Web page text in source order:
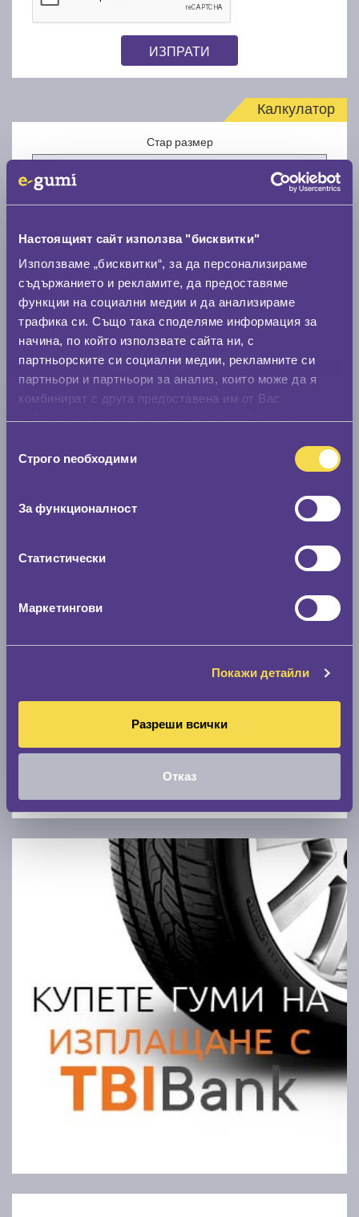
Настоящият сайт използва "бисквитки"
Използваме „бисквитки“, за да персонализираме
съдържанието и рекламите, да предоставяме
функции на социални медии и да анализираме
трафика си. Също така споделяме информация за
начина, по който използвате сайта ни, с
партньорските си социални медии, рекламните си
партньори и партньори за анализ, които може да я
комбинират с друга предоставена им от Вас
наСтрого nеобходими
За функционалност
Статистически
Маркетингови
Покажи детайли
Разреши всички
Отказ
ИЗПРАТИ
Калкулатор
Стар размер
Нов размер
Стар размер